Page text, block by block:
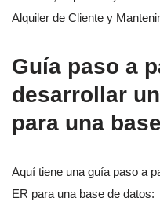
Alquiler de Cliente y
Guía paso a
desarrollar
para una
Aquí tiene una guía paso a
ER para una base de datos: